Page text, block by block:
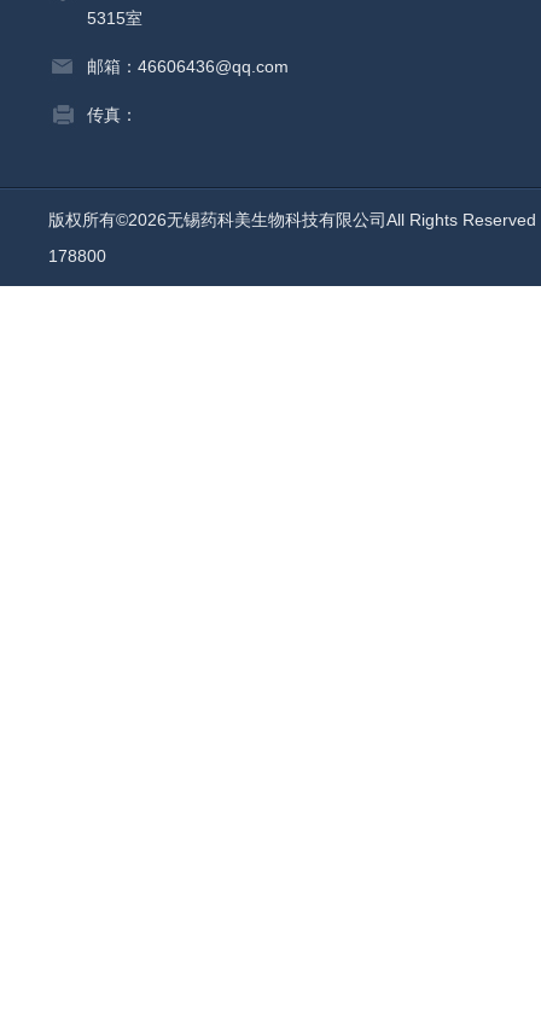
5315室
邮箱：46606436@qq.com
传真：
版权所有©2026无锡药科美生物科技有限公司All Rights
178800